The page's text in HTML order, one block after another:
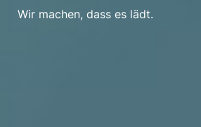
Wir machen, dass es lädt.